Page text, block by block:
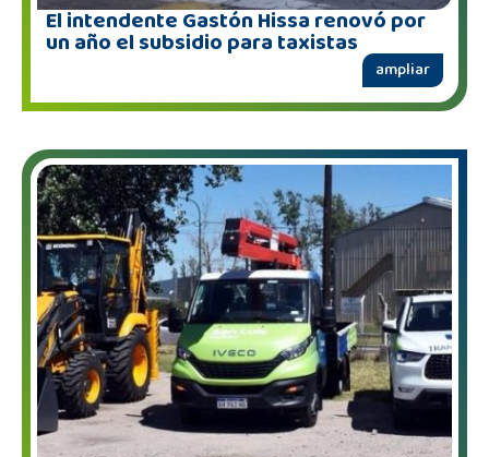
El intendente Gastón Hissa renovó por
un año el subsidio para taxistas
ampliar